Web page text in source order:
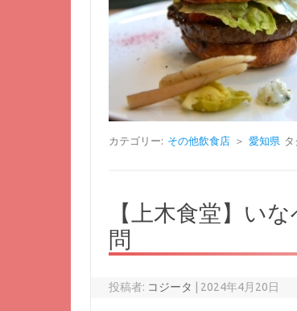
カテゴリー: その他飲食店 ＞ 愛知県 タ
【上木食堂】い
問
投稿者: コジータ 2024年4月20日